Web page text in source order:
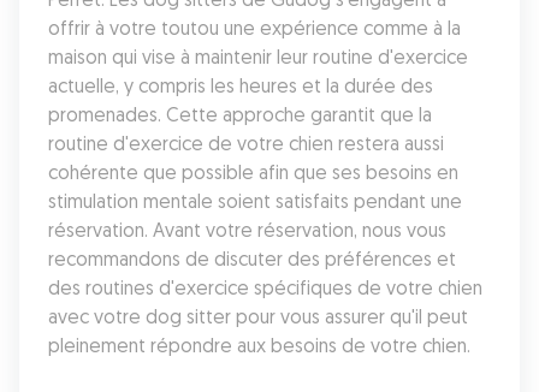
offrir à votre toutou une expérience comme à la
maison qui vise à maintenir leur routine d'exercice
actuelle, y compris les heures et la durée des
promenades. Cette approche garantit que la
routine d'exercice de votre chien restera aussi
cohérente que possible afin que ses besoins en
stimulation mentale soient satisfaits pendant une
réservation. Avant votre réservation, nous vous
recommandons de discuter des préférences et
des routines d'exercice spécifiques de votre chien
avec votre dog sitter pour vous assurer qu'il peut
pleinement répondre aux besoins de votre chien.